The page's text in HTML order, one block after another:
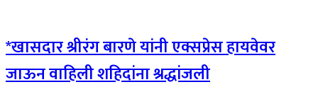
*खासदार श्रीरंग बारणे यांनी एक्सप्रेस हायवेवर
जाऊन वाहिली शहिदांना श्रद्धांजली